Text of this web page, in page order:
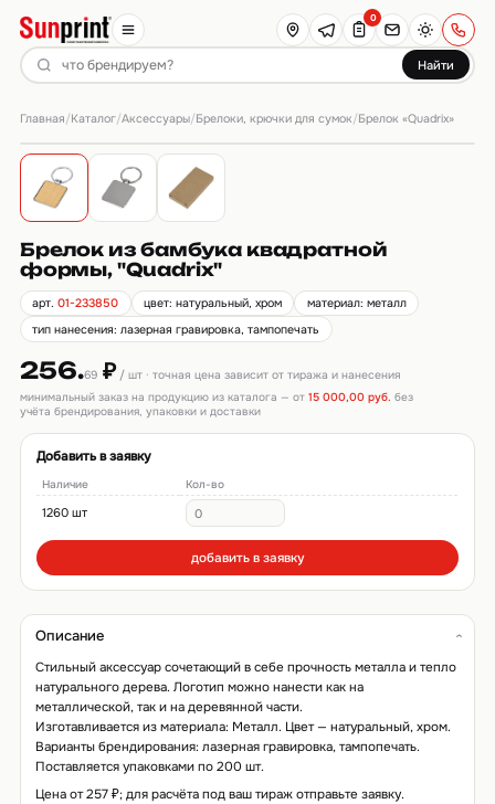
Найти
0
Главная/Каталог/Аксессуары/Брелоки, крючки для сумок/Брелок «Quadrix»
Брелок из бамбука квадратной
формы, "Quadrix"
арт.01-233850 цвет: натуральный, хром
материал: металл
тип нанесения: лазерная гравировка, тампопечать
256.69₽/ шт · точная цена зависит от тиража и нанесения
минимальный заказ на продукцию из каталога — от 15 000,00 руб. без
учёта брендирования, упаковки и доставки
Добавить в заявку
Наличие Кол-во
1260 шт
добавить в заявку
Описание
Стильный аксессуар сочетающий в себе прочность металла и тепло
натурального дерева. Логотип можно нанести как на
металлической, так и на деревянной части.
Изготавливается из материала: Металл. Цвет — натуральный, хром.
Варианты брендирования: лазерная гравировка, тампопечать.
Поставляется упаковками по 200 шт.
Цена от 257 ₽; для расчёта под ваш тираж отправьте заявку.